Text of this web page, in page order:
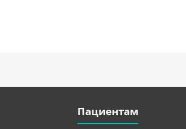
Пациентам